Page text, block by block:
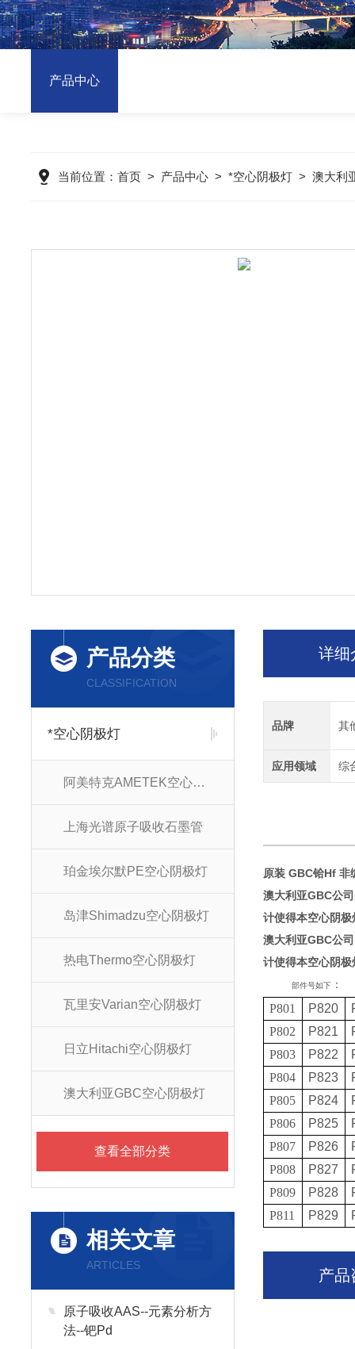
产品中心
当前位置： 首页 > 产品中心 > *空心阴极灯 > 澳大利
产品分类
CLASSIFICATION
*空心阴极灯
阿美特克AMETEK空心阴极灯
上海光谱原子吸收石墨管
珀金埃尔默PE空心阴极灯
岛津Shimadzu空心阴极灯
热电Thermo空心阴极灯
瓦里安Varian空心阴极灯
日立Hitachi空心阴极灯
澳大利亚GBC空心阴极灯
查看全部分类
相关文章
ARTICLES
原子吸收AAS--元素分析方
法--钯Pd
详细
品牌 其
应用领域 综
原装 GBC铪Hf 非
澳大利亚GBC公
计使得本空心阴
澳大利亚GBC公
计使得本空心阴
部件号如下 ：
P801 P820
P802
P821
P803
P822
P804
P823
P805
P824
P806
P825
P807
P826
P808
P827
P809
P828
P811
P829
产品